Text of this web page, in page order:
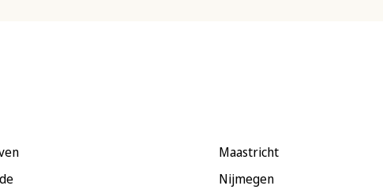
Maastricht
Nijmegen